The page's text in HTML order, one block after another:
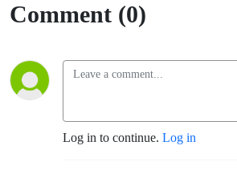
Comment (0)
Log in to continue. Log in